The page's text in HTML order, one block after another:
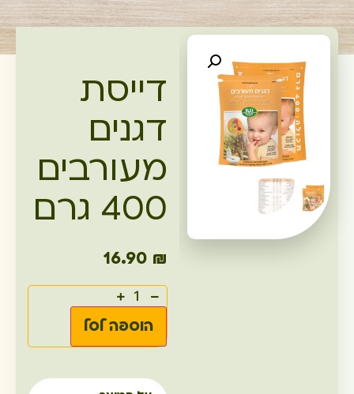
דייסת
דגנים
מעורבים
400 גרם
16.90 ₪
הוספה לסל